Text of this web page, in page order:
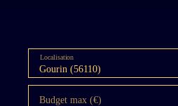
Gourin (56110)
Localisation
Budget max (€)